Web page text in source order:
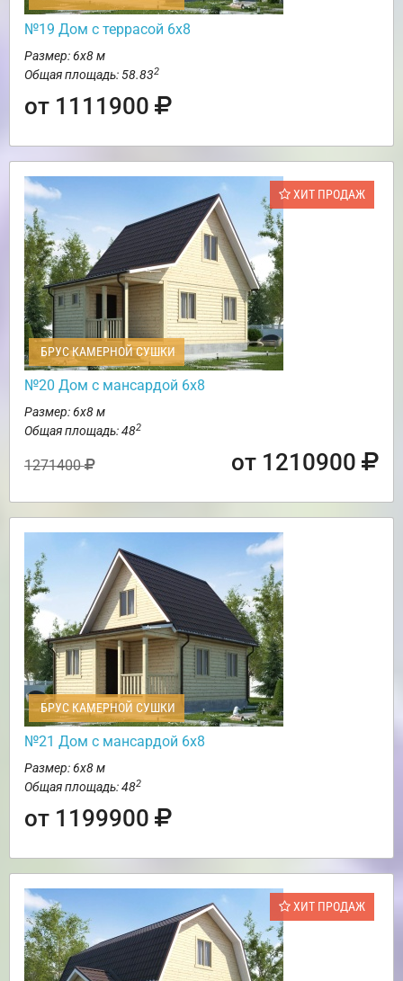
№19 Дом с террасой 6х8
Размер: 6х8 м
Общая площадь: 58.832
от 1111900
ХИТ ПРОДАЖ
БРУС КАМЕРНОЙ СУШКИ
№20 Дом с мансардой 6х8
Размер: 6х8 м
Общая площадь: 482
1271400 от 1210900
БРУС КАМЕРНОЙ СУШКИ
№21 Дом с мансардой 6х8
Размер: 6х8 м
Общая площадь: 482
от 1199900
ХИТ ПРОДАЖ